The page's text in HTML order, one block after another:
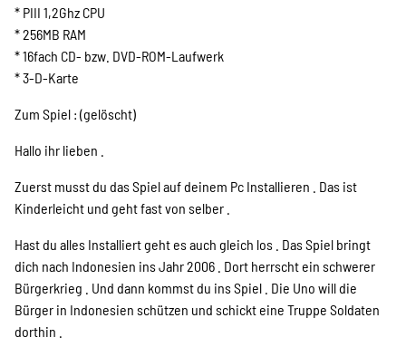
* PIII 1,2Ghz CPU
* 256MB RAM
* 16fach CD- bzw. DVD-ROM-Laufwerk
* 3-D-Karte
Zum Spiel : (gelöscht)
Hallo ihr lieben .
Zuerst musst du das Spiel auf deinem Pc Installieren . Das ist
Kinderleicht und geht fast von selber .
Hast du alles Installiert geht es auch gleich los . Das Spiel bringt
dich nach Indonesien ins Jahr 2006 . Dort herrscht ein schwerer
Bürgerkrieg . Und dann kommst du ins Spiel . Die Uno will die
Bürger in Indonesien schützen und schickt eine Truppe Soldaten
dorthin .